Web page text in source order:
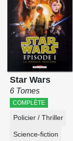
Star Wars
6 Tomes
COMPLÈTE
Policier / Thriller
Science-fiction